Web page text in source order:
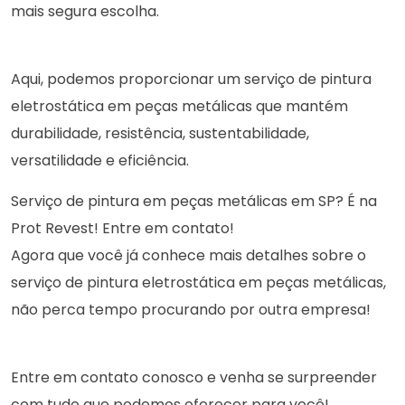
mais segura escolha.
Aqui, podemos proporcionar um serviço de pintura
eletrostática em peças metálicas que mantém
durabilidade, resistência, sustentabilidade,
versatilidade e eficiência.
Serviço de pintura em peças metálicas em SP? É na
Prot Revest! Entre em contato!
Agora que você já conhece mais detalhes sobre o
serviço de pintura eletrostática em peças metálicas,
não perca tempo procurando por outra empresa!
Entre em contato conosco e venha se surpreender